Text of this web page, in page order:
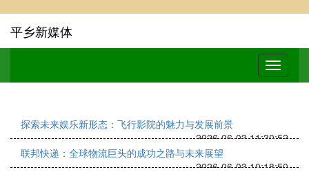
平乡新媒体
探索未来娱乐新形态：飞行影院的魅力与发展前景
2026-06-03 11:30:52
联邦快递：全球物流巨头的成功之路与未来展望
2026-06-03 10:18:50